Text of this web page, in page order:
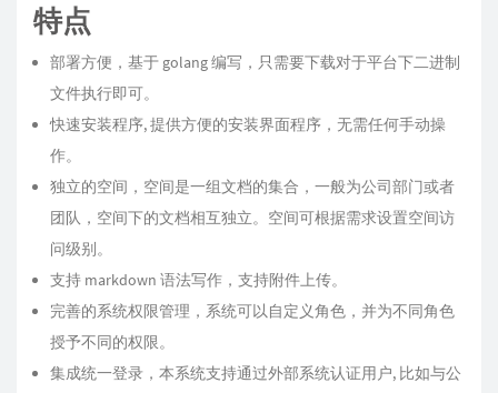
特点
部署方便，基于 golang 编写，只需要下载对于平台下二进制
文件执行即可。
快速安装程序, 提供方便的安装界面程序，无需任何手动操
作。
独立的空间，空间是一组文档的集合，一般为公司部门或者
团队，空间下的文档相互独立。空间可根据需求设置空间访
问级别。
支持 markdown 语法写作，支持附件上传。
完善的系统权限管理，系统可以自定义角色，并为不同角色
授予不同的权限。
集成统一登录，本系统支持通过外部系统认证用户, 比如与公